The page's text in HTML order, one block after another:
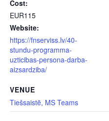
Cost:
EUR115
Website:
https://fnserviss.lv/40-
stundu-programma-
uzticibas-persona-darba-
aizsardziba/
VENUE
Tiešsaistē, MS Teams